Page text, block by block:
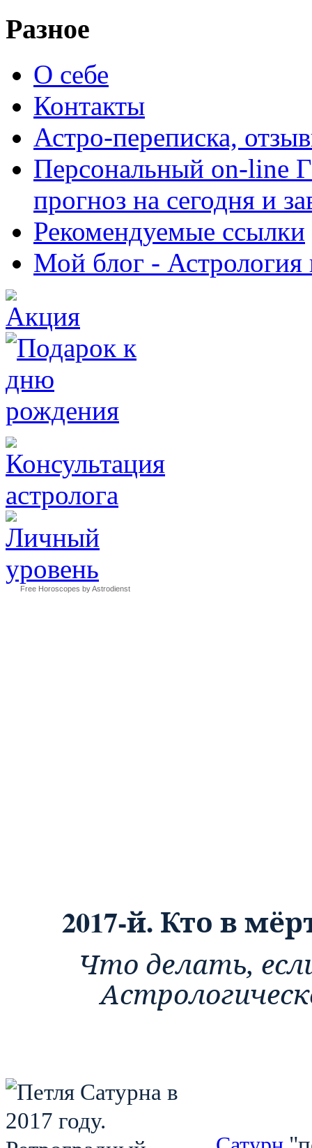
Разное
О себе
Контакты
Астро-переписка,
Персональный on-
прогноз на сегодня и
Рекомендуемые ссылки
Мой блог - Астрология
Free Horoscopes by Astrodienst
2017-й. Кто в
Что делать,